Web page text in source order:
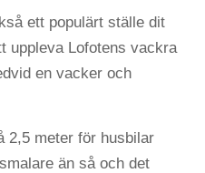
ett populärt ställe dit
uppleva Lofotens vackra
en vacker och
2,5 meter för husbilar
än så och det